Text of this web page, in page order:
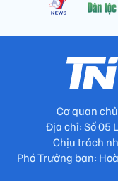
Cơ quan
Địa chỉ: Số 05
Chịu trách
Phó Trưởng ban: